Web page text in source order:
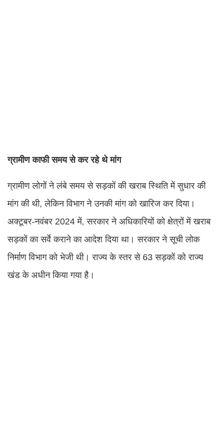
ग्रामीण काफी समय से कर रहे थे मांग
ग्रामीण लोगों ने लंबे समय से सड़कों की खराब स्थिति में सुधार की
मांग की थी, लेकिन विभाग ने उनकी मांग को खारिज कर दिया।
अक्टूबर-नवंबर 2024 में, सरकार ने अधिकारियों को क्षेत्रों में खराब
सड़कों का सर्वे कराने का आदेश दिया था। सरकार ने सूची लोक
निर्माण विभाग को भेजी थी। राज्य के स्तर से 63 सड़कों को राज्य
खंड के अधीन किया गया है।